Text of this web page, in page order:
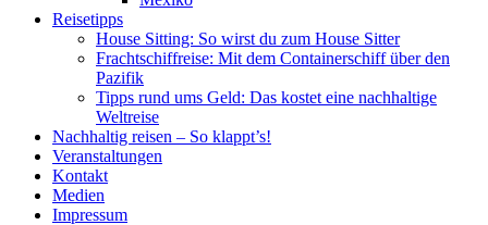
Reisetipps
House Sitting: So wirst du zum House Sitter
Frachtschiffreise: Mit dem Containerschiff über den
Pazifik
Tipps rund ums Geld: Das kostet eine nachhaltige
Weltreise
Nachhaltig reisen – So klappt’s!
Veranstaltungen
Kontakt
Medien
Impressum